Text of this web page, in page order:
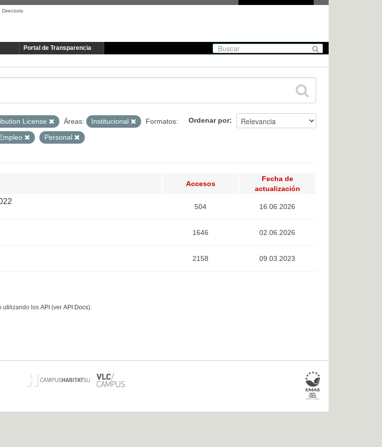
Directorio
Portal de Transparencia
Ordenar por
License Áreas: Institucional
Formatos:
Personal
Accesos
Fecha de
actualización
504 16.06.2026
1646 02.06.2026
2158 09.03.2023
utilizando los API (ver API Docs).